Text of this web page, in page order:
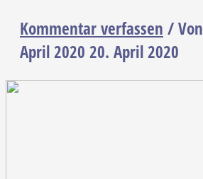
Kommentar verfassen / Von
April 2020 20. April 2020